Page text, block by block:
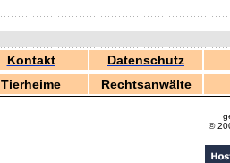
Kontakt
Datenschutz
Tierheime Rechtsanwälte
©